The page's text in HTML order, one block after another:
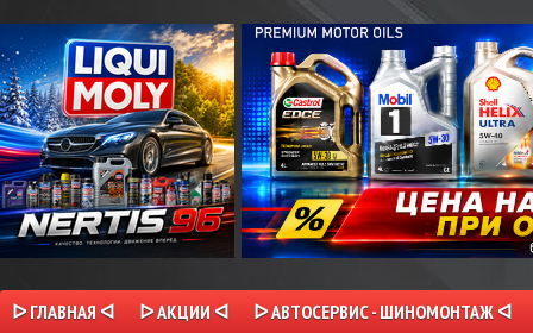
ᐅ ГЛАВНАЯ ᐊ ᐅ АКЦИИ ᐊ
ᐅ АВТОСЕРВИС - ШИНОМОНТАЖ ᐊ